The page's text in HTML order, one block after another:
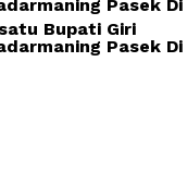
Bupati Giri
Pasek Di
Pasek Di